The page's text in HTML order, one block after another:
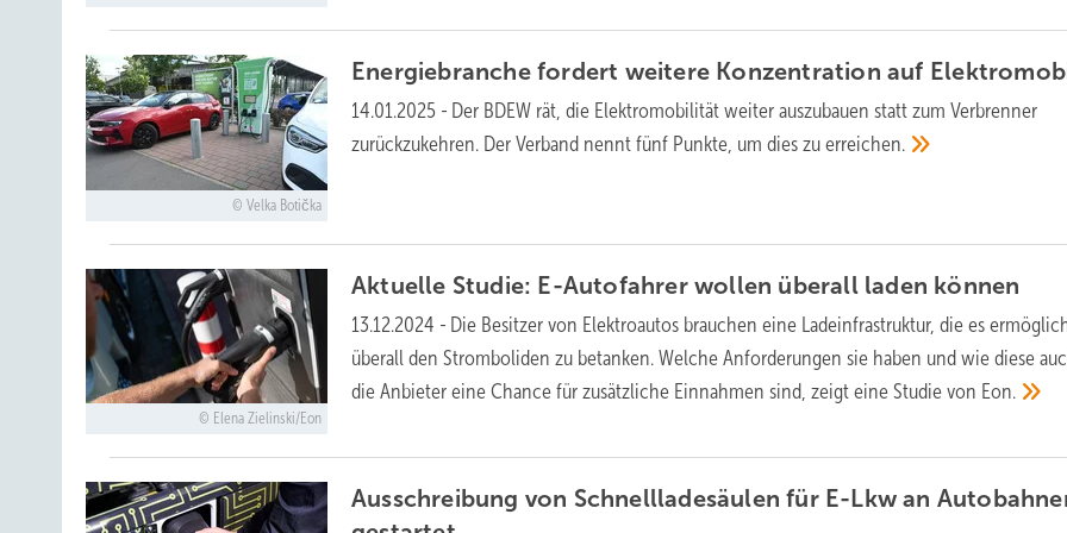
Velka Botička
Energiebranche fordert weitere Konzentration auf
14.01.2025 - Der BDEW rät, die Elektromobilität weiter auszubauen statt zum Verbrenner
zurückzukehren. Der Verband nennt fünf Punkte, um dies zuerreichen.
Elena Zielinski/Eon
Aktuelle Studie: E-Autofahrer wollen überall laden können
13.12.2024 - Die Besitzer von Elektroautos brauchen eine Ladeinfrastruktur, die es
überall den Stromboliden zu betanken. Welche Anforderungen sie haben und wie diese
die Anbieter eine Chance für zusätzliche Einnahmen sind, zeigt eine Studie von Eon.
Ausschreibung von Schnellladesäulen für E-Lkw an